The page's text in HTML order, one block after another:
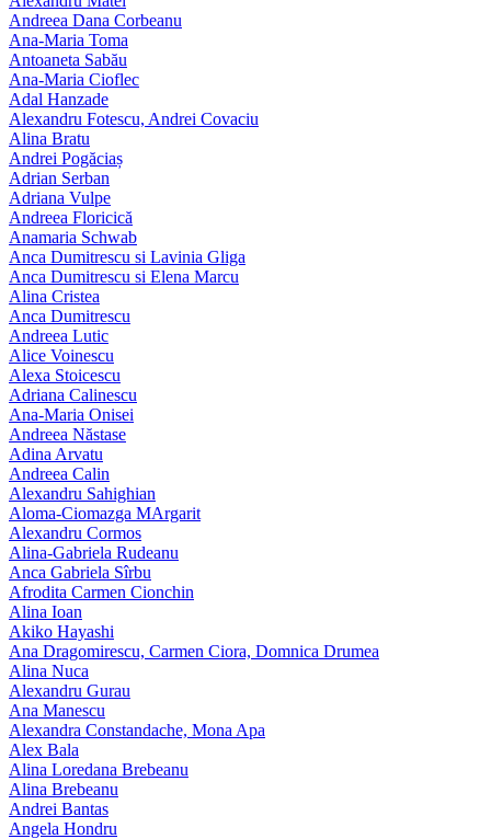
Andreea Dana Corbeanu
Ana-Maria Toma
Antoaneta Sabău
Ana-Maria Cioflec
Adal Hanzade
Alexandru Fotescu, Andrei Covaciu
Alina Bratu
Andrei Pogăciaș
Adrian Serban
Adriana Vulpe
Andreea Floricică
Anamaria Schwab
Anca Dumitrescu si Lavinia Gliga
Anca Dumitrescu si Elena Marcu
Alina Cristea
Anca Dumitrescu
Andreea Lutic
Alice Voinescu
Alexa Stoicescu
Adriana Calinescu
Ana-Maria Onisei
Andreea Năstase
Adina Arvatu
Andreea Calin
Alexandru Sahighian
Aloma-Ciomazga MArgarit
Alexandru Cormos
Alina-Gabriela Rudeanu
Anca Gabriela Sîrbu
Afrodita Carmen Cionchin
Alina Ioan
Akiko Hayashi
Ana Dragomirescu, Carmen Ciora, Domnica Drumea
Alina Nuca
Alexandru Gurau
Ana Manescu
Alexandra Constandache, Mona Apa
Alex Bala
Alina Loredana Brebeanu
Alina Brebeanu
Andrei Bantas
Angela Hondru